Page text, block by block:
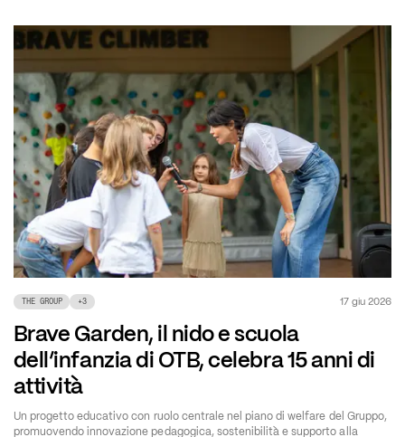
THE GROUP +3 17 giu 2026
Brave Garden, il nido e scuola
dell’infanzia di OTB, celebra 15 anni di
attività
Un progetto educativo con ruolo centrale nel piano di welfare del Gruppo,
promuovendo innovazione pedagogica, sostenibilità e supporto alla